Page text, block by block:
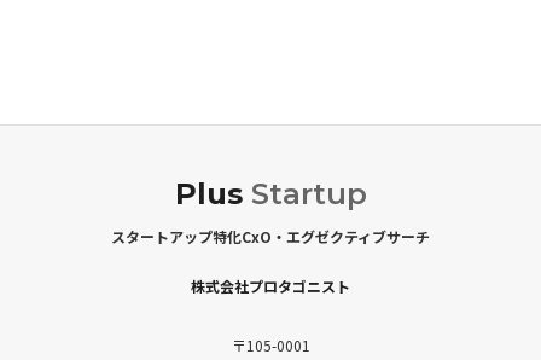
Plus Startup
スタートアップ特化CxO・エグゼクティブサーチ
株式会社プロタゴニスト
〒105-0001